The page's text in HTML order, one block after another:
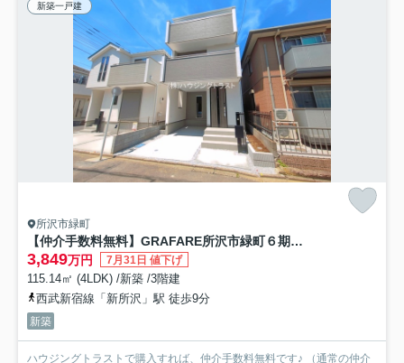
新築一戸建
所沢市緑町
【仲介手数料無料】GRAFARE所沢市緑町６期・新築全２棟
3,849万円 7月31日 値下げ
115.14㎡ (4LDK) /新築 /3階建
西武新宿線「新所沢」駅 徒歩9分
新築
ハウジングトラストで購入すれば、仲介手数料無料です♪ （通常の仲介